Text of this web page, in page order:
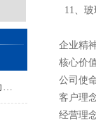
河北鑫华宇销售液压试验机 压力试验机配件
11、
企业精
核心价
公司使
客户理
经营理